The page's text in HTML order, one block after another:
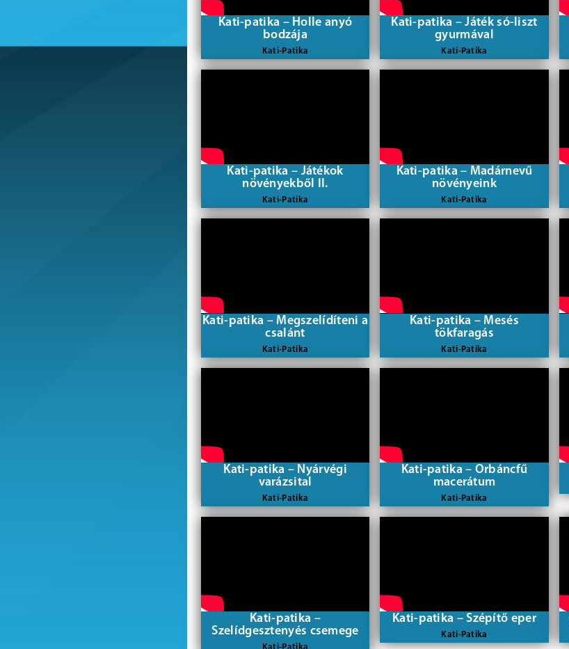
Kati-patika – Holle anyó
bodzája
Kati-Patika
Kati-patika – Játék só-liszt
gyurmával
Kati-Patika
Kati-patika – Játékok
növényekből II.
Kati-Patika
Kati-patika – Madárnevű
növényeink
Kati-Patika
Kati-patika – Megszelídíteni a
csalánt
Kati-Patika
Kati-patika – Mesés
tökfaragás
Kati-Patika
Kati-patika – Nyárvégi
varázsital
Kati-Patika
Kati-patika – Orbáncfű
macerátum
Kati-Patika
Kati-patika –
Szelídgesztenyés csemege
Kati-patika – Szépítő eper
Kati-Patika